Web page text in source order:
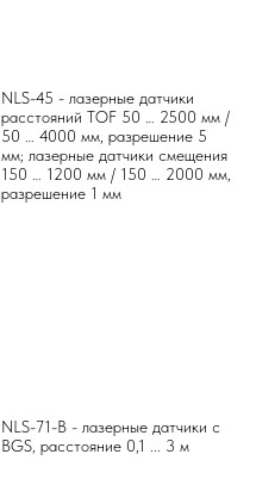
NLS-45 - лазерные датчики
расстояний TOF 50 … 2500 мм /
50 … 4000 мм, разрешение 5
мм; лазерные датчики смещения
150 … 1200 мм / 150 … 2000 мм,
разрешение 1 мм
NLS-71-B - лазерные датчики с
BGS, расстояние 0,1 ... 3 м